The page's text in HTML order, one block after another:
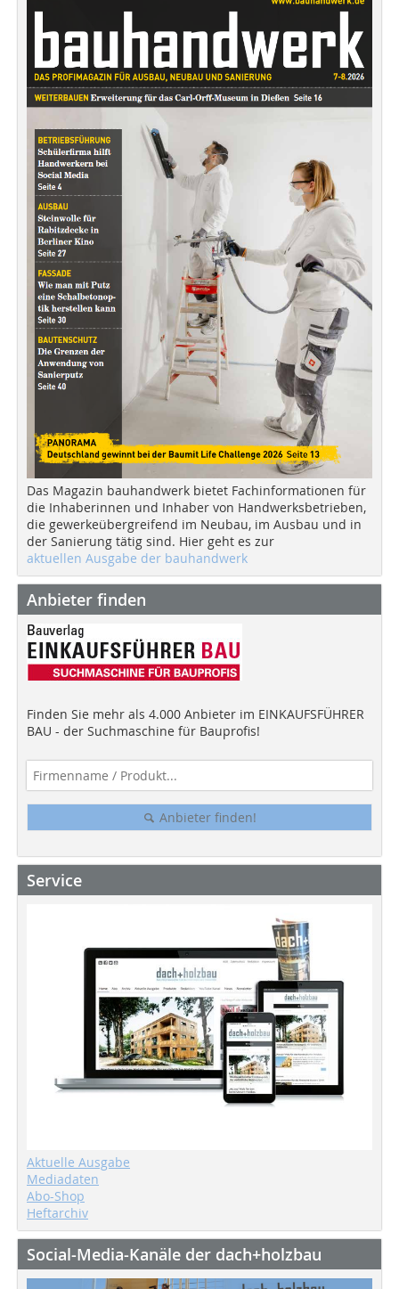
Das Magazin bauhandwerk bietet Fachinformationen für
die Inhaberinnen und Inhaber von Handwerksbetrieben,
die gewerkeübergreifend im Neubau, im Ausbau und in
der Sanierung tätig sind. Hier geht es zur
aktuellen Ausgabe der bauhandwerk
Anbieter finden
Finden Sie mehr als 4.000 Anbieter im EINKAUFSFÜHRER
BAU - der Suchmaschine für Bauprofis!
Anbieter finden!
Service
Aktuelle Ausgabe
Mediadaten
Abo-Shop
Heftarchiv
Social-Media-Kanäle der dach+holzbau